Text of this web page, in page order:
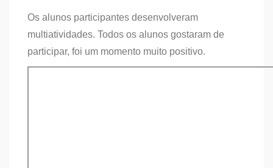
Os alunos participantes desenvolveram
multiatividades. Todos os alunos gostaram de
participar, foi um momento muito positivo.